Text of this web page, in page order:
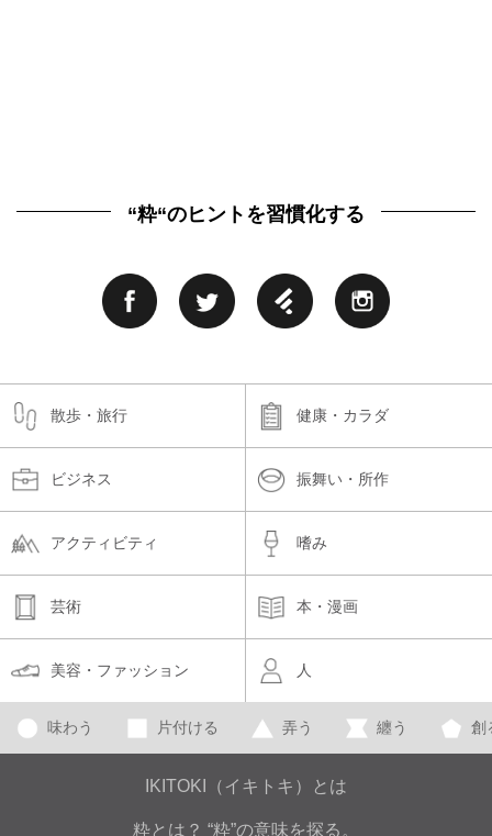
“粋“のヒントを習慣化する
散歩・旅行 健康・カラダ
ビジネス 振舞い・所作
アクティビティ 嗜み
芸術 本・漫画
美容・ファッション 人
味わう 片付ける 弄う 纏う 創
IKITOKI（イキトキ）とは
粋とは？ “粋”の意味を探る。